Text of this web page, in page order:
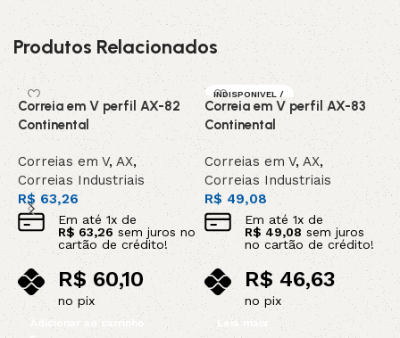
Produtos Relacionados
Correia em V perfil AX-82
Continental
Correias em V,AX,
Correias Industriais
R$ 63,26
Em até1x de
R$ 63,26 sem juros no
cartão de crédito!
R$60,10
no pix
Adicionar ao carrinho
INDISPONIVEL /
SOB ENCOMEN
DA
Correia em V perfil AX-83
Continental
Correias em V, AX,
Correias Industriais
R$ 49,08
Em até 1x de
R$ 49,08sem juros
no cartão de crédito!
R$ 46,63
no pix
Leia mais